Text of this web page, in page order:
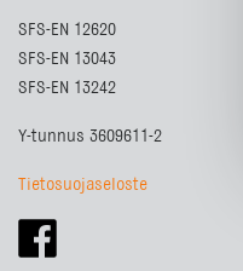
SFS-EN 12620
SFS-EN 13043
SFS-EN 13242
Y-tunnus 3609611-2
Tietosuojaseloste